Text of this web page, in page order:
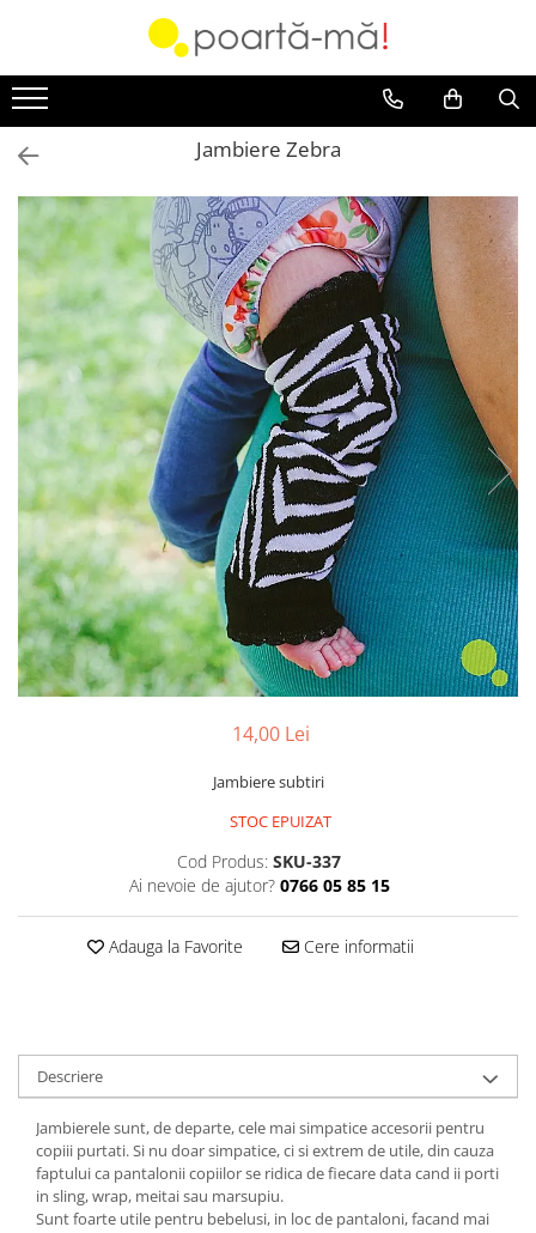
Accesorii
Borsete
Accesorii Luna
Mini Luna
Scutece si paturici
Card cadou
Jambiere Zebra
14,00 Lei
Jambiere subtiri
STOC EPUIZAT
Cod Produs: SKU-337
Ai nevoie de ajutor? 0766 05 85 15
Adauga la Favorite Cere informatii
Descriere
Jambierele sunt, de departe, cele mai simpatice accesorii pentru
copiii purtati. Si nu doar simpatice, ci si extrem de utile, din cauza
faptului ca pantalonii copiilor se ridica de fiecare data cand ii porti
in sling, wrap, meitai sau marsupiu.
Sunt foarte utile pentru bebelusi, in loc de pantaloni, facand mai